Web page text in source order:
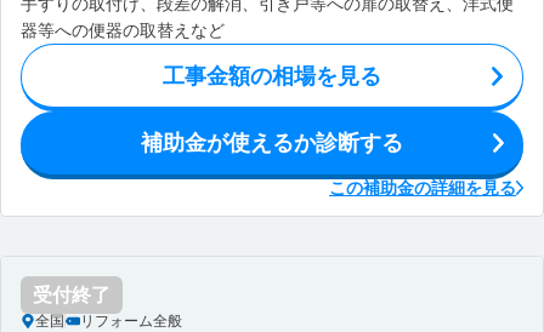
器等への便器の取替えなど
工事金額の相場を見る
補助金が使えるか診断する
この補助金の詳細を見る
受付終了
全国 リフォーム全般